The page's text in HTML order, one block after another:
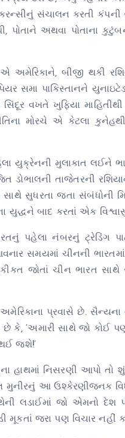
કરન્સીનું સંચાલન કરતી
અથવા પોતાના કુટુંબને
અમેરિકાને, બીજી થકી
સમા પાકિસ્તાનને
વખતે ખુફિયા માહિતીથી
મોરચે એ કેટલા
યુક્રેનની મુલાકાત લઈને
તાજેતરની
સુધરતા જતા સંબંધોની
યુદ્ધને બાદ કરતાં એક
નંબરનું ટ્રેડિંગ
સમયમાં ચીનની
જોતાં ચીન ભારત સાથે
પ્રવાસે છે. સૈન્યના
કે, ‘અમારી સાથે જો કોઈ
જશે!’
હાથમાં નિસરણી આપો તો
મુનીરનું આ ઉશ્કેરણીજનક
લડાઈમાં જો એમનો
મૂકતાં જરા પણ વિચાર નહીં